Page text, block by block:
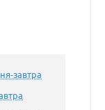
завтра